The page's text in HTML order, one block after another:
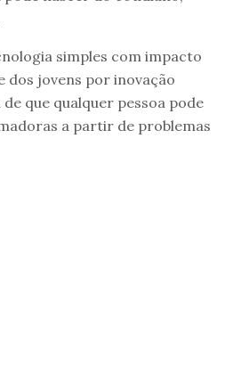
simples com impacto
dos jovens por inovação
que qualquer pessoa pode
a partir de problemas